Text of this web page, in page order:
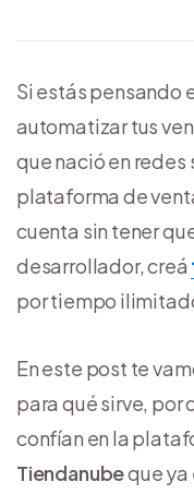
Si estás pensando
automatizar tus
que nació en redes
plataforma de
cuenta sin tener
desarrollador, creá
por tiempo
En este post te
para qué sirve, por
confían en la
Tiendanubeque ya